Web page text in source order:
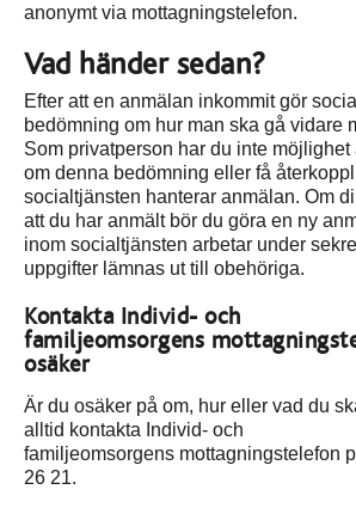
anonymt via mottagningstelefon.
Vad händer sedan?
Efter att en anmälan inkommit gör
bedömning om hur man ska gå vidare
Som privatperson har du inte möjlighet
om denna bedömning eller få
socialtjänsten hanterar anmälan. Om
att du har anmält bör du göra en ny
inom socialtjänsten arbetar under
uppgifter lämnas ut till obehöriga.
Kontakta Individ- och
familjeomsorgens
osäker
Är du osäker på om, hur eller vad du
alltid kontakta Individ- och
familjeomsorgens mottagningstelefon
26 21.